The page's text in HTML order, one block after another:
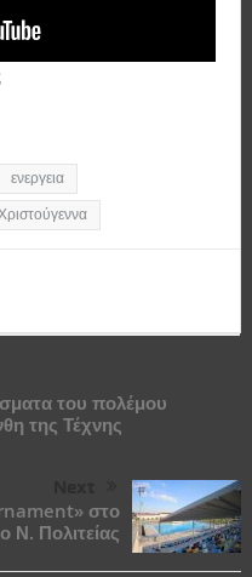
ενεργεια
του πολέμου
της Τέχνης
στο
Ν. Πολιτείας